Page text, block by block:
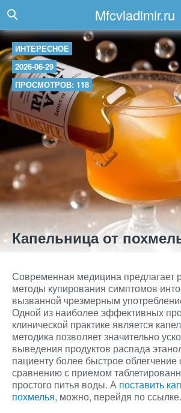
Mfcvladimir.ru
ИНТЕРЕСНОЕ
2026-06-29
ПРОСМОТРОВ: 118
Капельница от
Современная медицина предлагает
методы купирования симптомов
вызванной чрезмерным
Одной из наиболее эффективных
клинической практике является
методика позволяет значительно
выведения продуктов распада
пациенту более быстрое облегчение
сравнению с приемом
простого питья воды. А поставить
похмелья, можно, перейдя по ссылке.